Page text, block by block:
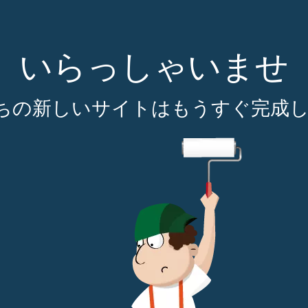
いらっしゃいませ
の新しいサイトはもうすぐ完成